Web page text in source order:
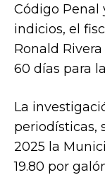
Código Penal
indicios, el
Ronald
60 días para
La
periodísticas,
2025 la
19.80 por